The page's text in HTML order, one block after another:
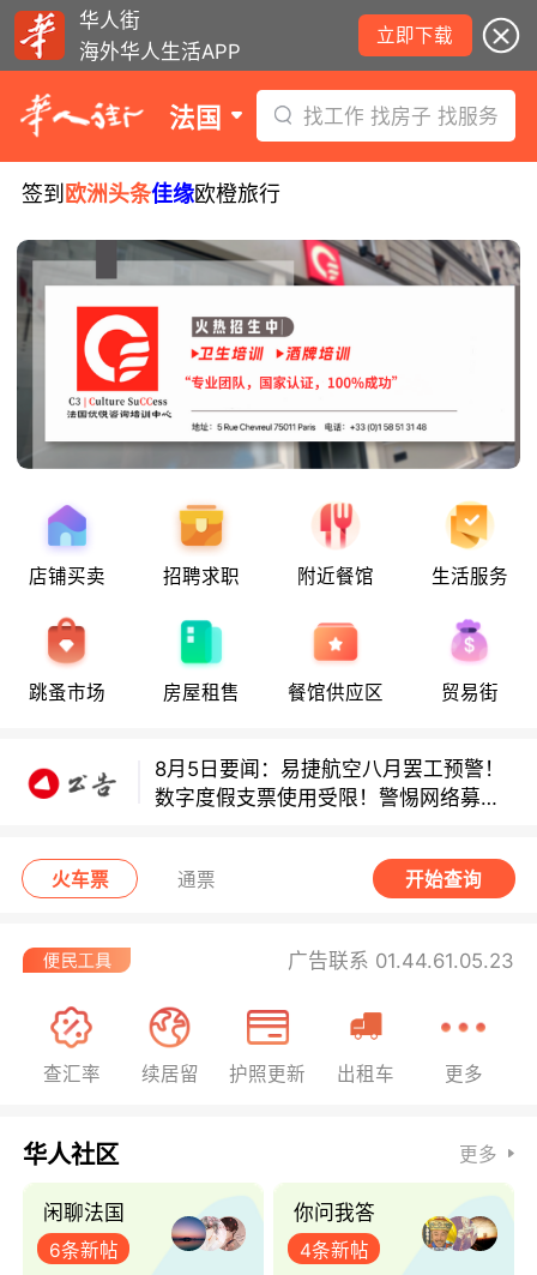
华人街
海外华人生活APP
立即下载
法国 找工作 找房子 找服务
签到 欧洲头条佳缘欧橙旅行
店铺买卖 招聘求职 附近餐馆 生活服务
跳蚤市场 房屋租售 餐馆供应区 贸易街
8月5日要闻：易捷航空八月罢工预警！
数字度假支票使用受限！警惕网络募捐
骗局！
无栏杆收费站逃费将重罚！
多款避孕套因安全缺陷召回！
多款避孕套因安全缺陷召回！
数字度假支票使用受限！警惕网络募捐
骗局！
火车票 通票 开始查询
广告联系 01.44.61.05.23
查汇率 续居留 护照更新 出租车 更多
华人社区 更多
闲聊法国
6条新帖
你问我答
4条新帖